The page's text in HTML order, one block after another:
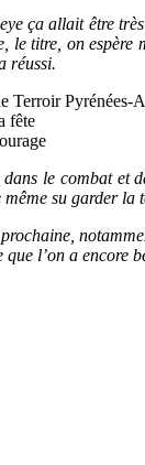
ça allait être
le titre, on
réussi.
le combat et
su garder la
l’on a